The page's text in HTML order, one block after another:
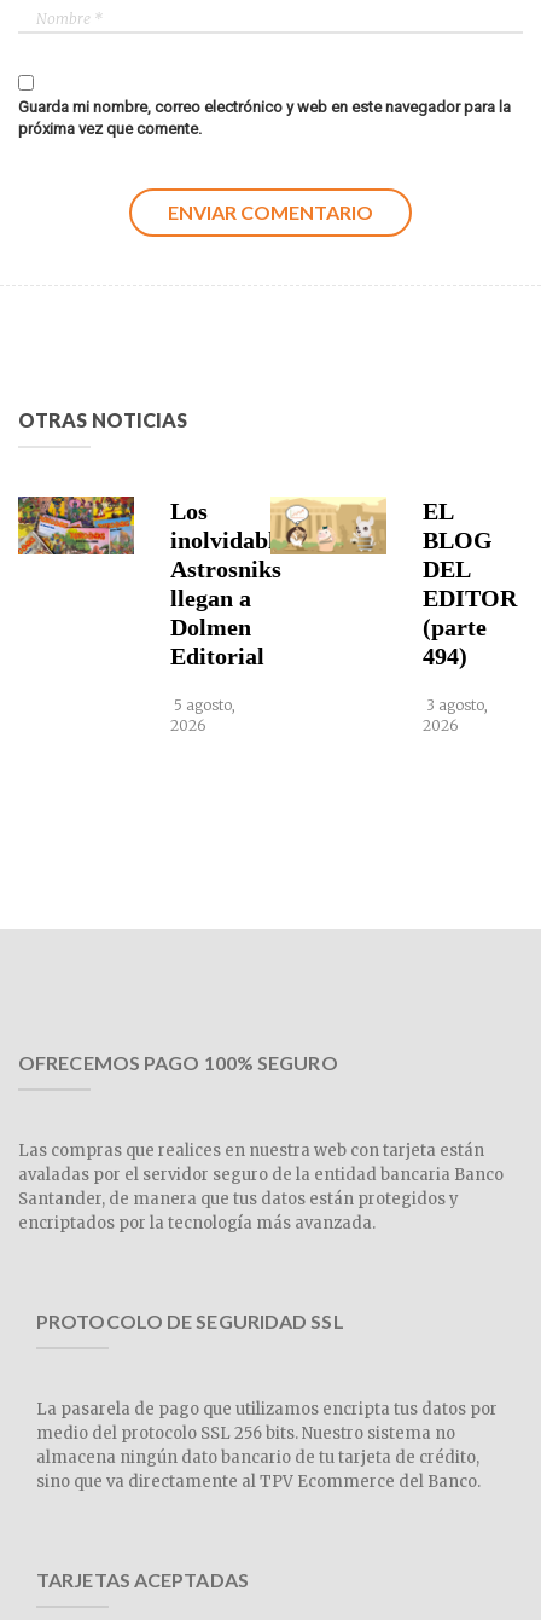
Guarda mi nombre, correo electrónico y web en este navegador para la
próxima vez que comente.
OTRAS NOTICIAS
Los
inolvidables
Astrosniks
llegan a
Dolmen
Editorial
5 agosto,
2026
EL
BLOG
DEL
EDITOR
(parte
494)
3 agosto,
2026
OFRECEMOS PAGO 100% SEGURO
Las compras que realices en nuestra web con tarjeta están
avaladas por el servidor seguro de la entidad bancaria Banco
Santander, de manera que tus datos están protegidos y
encriptados por la tecnología más avanzada.
PROTOCOLO DE SEGURIDAD SSL
La pasarela de pago que utilizamos encripta tus datos por
medio del protocolo SSL 256 bits. Nuestro sistema no
almacena ningún dato bancario de tu tarjeta de crédito,
sino que va directamente al TPV Ecommerce del Banco.
TARJETAS ACEPTADAS